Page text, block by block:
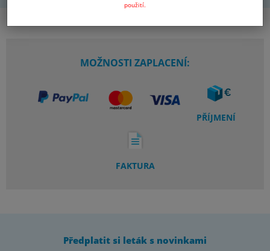
použití.
MOŽNOSTI ZAPLACENÍ:
PŘÍJMENÍ
FAKTURA
Předplatit si leták s novinkami